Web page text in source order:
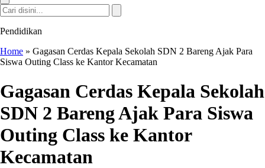
Pendidikan
Home » Gagasan Cerdas Kepala Sekolah SDN 2 Bareng Ajak Para
Siswa Outing Class ke Kantor Kecamatan
Gagasan Cerdas Kepala Sekolah
SDN 2 Bareng Ajak Para Siswa
Outing Class ke Kantor
Kecamatan